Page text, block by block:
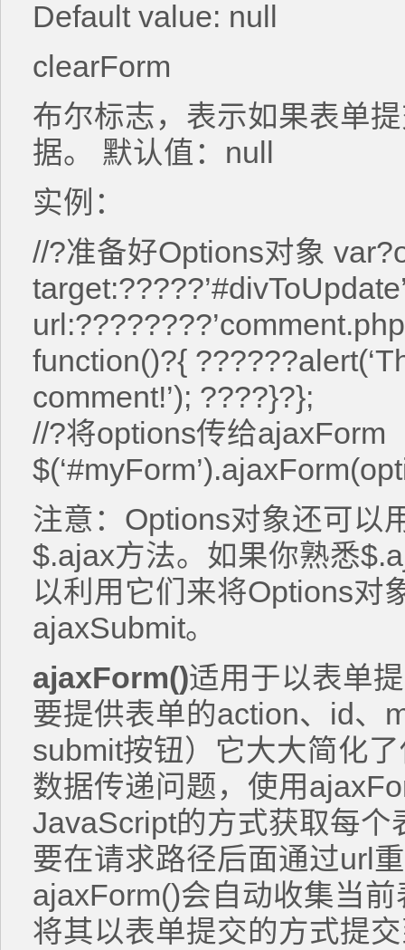
Default value: null
clearForm
布尔标志，表示如果表单
据。 默认值：null
实例：
//?准备好Options对象
function()?{
comment!’); ????}?};
//?将options传给ajaxForm
注意：Options对象还可以
$.ajax方法。如果你熟悉
以利用它们来将Options对
ajaxSubmit。
ajaxForm()适用于以表单
要提供表单的action、id、
submit按钮）它大大简化
数据传递问题，使用
JavaScript的方式获取每
要在请求路径后面通过url
ajaxForm()会自动收集当
将其以表单提交的方式提